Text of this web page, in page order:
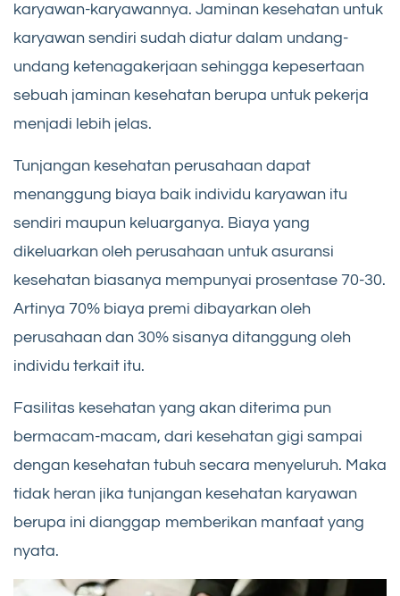
karyawan-karyawannya. Jaminan kesehatan untuk
karyawan sendiri sudah diatur dalam undang-
undang ketenagakerjaan sehingga kepesertaan
sebuah jaminan kesehatan berupa untuk pekerja
menjadi lebih jelas.
Tunjangan kesehatan perusahaan dapat
menanggung biaya baik individu karyawan itu
sendiri maupun keluarganya. Biaya yang
dikeluarkan oleh perusahaan untuk asuransi
kesehatan biasanya mempunyai prosentase 70-30.
Artinya 70% biaya premi dibayarkan oleh
perusahaan dan 30% sisanya ditanggung oleh
individu terkait itu.
Fasilitas kesehatan yang akan diterima pun
bermacam-macam, dari kesehatan gigi sampai
dengan kesehatan tubuh secara menyeluruh. Maka
tidak heran jika tunjangan kesehatan karyawan
berupa ini dianggap memberikan manfaat yang
nyata.